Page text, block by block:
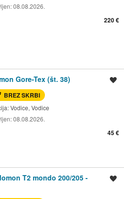
08.08.2026.
220 €
Gore-Tex (št. 38)
BREZ SKRBI
Vodice, Vodice
08.08.2026.
45 €
T2 mondo 200/205 -